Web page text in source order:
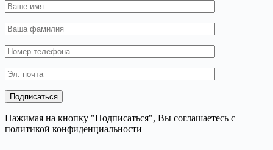
Нажимая на кнопку "Подписаться", Вы соглашаетесь с
политикой конфиденциальности